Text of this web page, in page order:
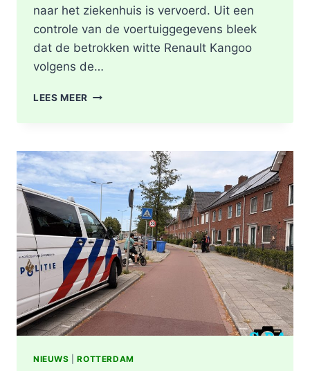
naar het ziekenhuis is vervoerd. Uit een
controle van de voertuiggegevens bleek
dat de betrokken witte Renault Kangoo
volgens de…
LEES MEER GEWONDE
AANRIJDING
PITTSBURGHSTRAAT
IN
ROTTERDAM
NIEUWS |ROTTERDAM